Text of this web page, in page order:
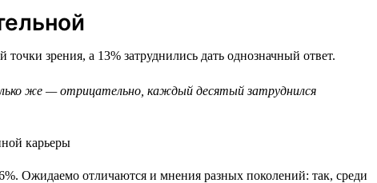
зрения, а 13% затруднились дать однозначный ответ.
же — отрицательно, каждый десятый затруднился
Ожидаемо отличаются и мнения разных поколений: так, среди